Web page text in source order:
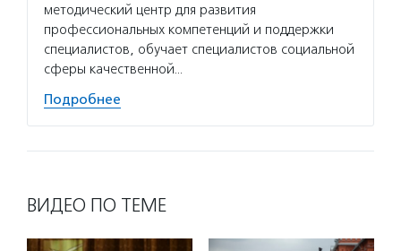
методический центр для развития
профессиональных компетенций и поддержки
специалистов, обучает специалистов социальной
сферы качественной…
Подробнее
ВИДЕО ПО ТЕМЕ